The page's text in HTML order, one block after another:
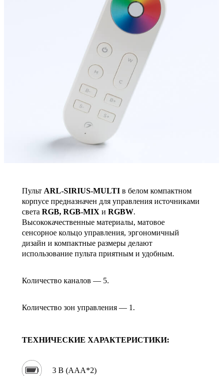
Пульт ARL-SIRIUS-MULTI в белом компактном
корпусе предназначен для управления источниками
света RGB, RGB-MIX и RGBW.
Высококачественные материалы, матовое
сенсорное кольцо управления, эргономичный
дизайн и компактные размеры делают
использование пульта приятным и удобным.
Количество каналов — 5.
Количество зон управления — 1.
ТЕХНИЧЕСКИЕ ХАРАКТЕРИСТИКИ:
3 В (AAA*2)